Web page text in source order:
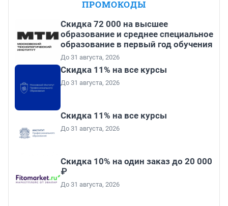
ПРОМОКОДЫ
Скидка 72 000 на высшее
образование и среднее специальное
образование в первый год обучения
До 31 августа, 2026
Скидка 11% на все курсы
До 31 августа, 2026
Скидка 11% на все курсы
До 31 августа, 2026
Скидка 10% на один заказ до 20 000
₽
До 31 августа, 2026